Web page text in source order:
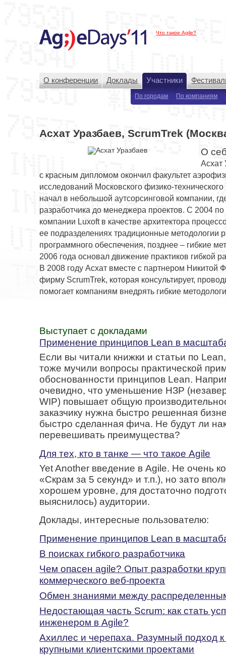
Что такое Agile?
О конференции Доклады Участники
По городам По компаниям
Асхат Уразбаев, ScrumTrek
О
Асхат
с красным дипломом окончил факультет
исследований Московского физико-технического
начал в небольшой аутсорсинговой компании,
разработчика до менеджера проектов. С 2004 по
компании Luxoft в качестве архитектора
ее подразделениях традиционные методологии
программного обеспечения, позднее – гибкие
2006 года основал движение практиков гибкой
В 2008 году Асхат вместе с партнером Никитой
фирму ScrumTrek, которая консультирует,
помогает компаниям внедрять гибкие
Выступает с докладами
Применение принципов Lean в
Если вы читали книжки и статьи по
тоже мучили вопросы практической
обоснованности принципов Lean.
очевидно, что уменьшение НЗР
WIP) повышает общую
заказчику нужна быстро решенная
быстро сделанная фича. Не будут ли
перевешивать преимущества?
Для тех, кто в танке — что такое Agile
Yet Another введение в Agile. Не очень
«Скрам за 5 секунд» и т.п.), но зато
хорошем уровне, для достаточно
выяснилось) аудитории.
Доклады, интересные пользователю:
Применение принципов Lean в
В поисках гибкого разработчика
Чем опасен agile? Опыт разработки
коммерческого веб-проекта
Обмен знаниями между
Недостающая часть Scrum: как стать
инженером в Agile?
Ахиллес и черепаха. Разумный подход
крупными клиентскими проектами